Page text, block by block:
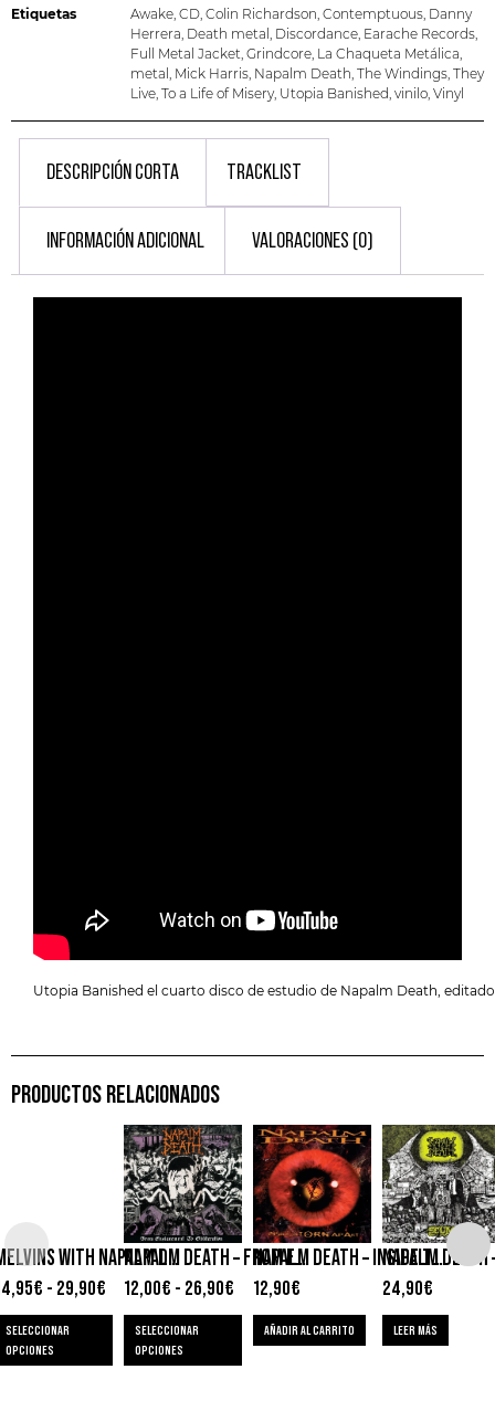
Etiquetas Awake CD Colin Richardson Contemptuous Danny
Herrera Death metal Discordance Earache Records
Full Metal Jacket Grindcore La Chaqueta Metálica
metal
Mick Harris Napalm Death The Windings They
Live To a Life of Misery, Utopia Banished vinilo Vinyl
DESCRIPCIÓN CORTA TRACKLIST
INFORMACIÓN ADICIONAL VALORACIONES (0)
Utopia Banished el cuarto disco de estudio de Napalm Death,
PRODUCTOS RELACIONADOS
MELVINS WITH NAPALM DEATH – SAVAGE IMPERIAL DEATH MARCH
€ - 29,90€
SELECCIONAR
OPCIONES
NAPALM DEATH – FROM ENSLAVEMENT TO OBLITERATION
12,00€ - 26,90€
SELECCIONAR
OPCIONES
NAPALM DEATH – INSIDE THE TORN APART
12,90€
AÑADIR AL CARRITO
NAPALM DEATH
24,90€
LEER MÁS